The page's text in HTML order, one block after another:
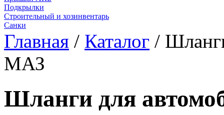
Подкрылки
Строительный и хозинвентарь
Санки
Главная / Каталог /
МАЗ
Шланги для